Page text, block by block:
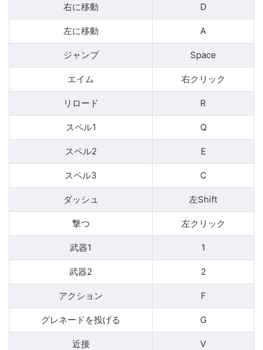
右に移動 D
左に移動 A
ジャンプ Space
エイム 右クリック
リロード R
スペル1 Q
スペル2 E
スペル3 C
ダッシュ 左Shift
撃つ 左クリック
武器1 1
武器2 2
アクション F
グレネードを投げる G
近接 V